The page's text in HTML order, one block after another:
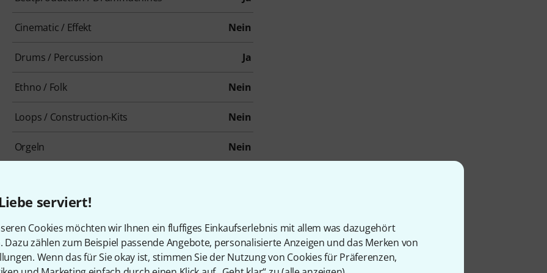
serviert!
Cookies möchten wir Ihnen ein fluffiges Einkaufserlebnis mit allem was dazugehört
Dazu zählen zum Beispiel passende Angebote, personalisierte Anzeigen und das Merken von
Wenn das für Sie okay ist, stimmen Sie der Nutzung von Cookies für Präferenzen,
Cinematic / Effekt Nein
Drums / Percussion Ja
Ethno / Folk Nein
Loops / Construction-Kits Nein
Orgeln Nein
Synthesizer
Hardwarecontroller